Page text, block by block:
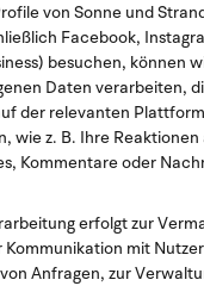
von Sonne und
Facebook,
besuchen, können
Daten verarbeiten,
der relevanten
wie z. B. Ihre
Kommentare oder
erfolgt zur
Kommunikation mit
Anfragen, zur